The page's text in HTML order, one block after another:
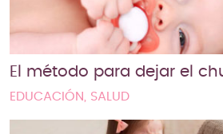
El método para dejar el
EDUCACIÓN, SALUD